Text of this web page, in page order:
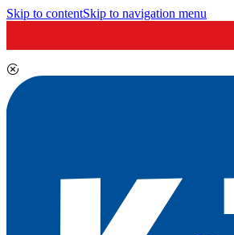
Skip to contentSkip to navigation menu